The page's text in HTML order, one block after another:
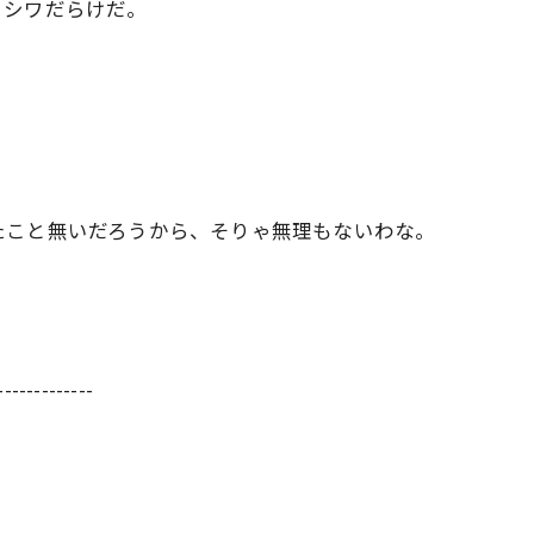
ワだらけだ。
と無いだろうから、そりゃ無理もないわな。